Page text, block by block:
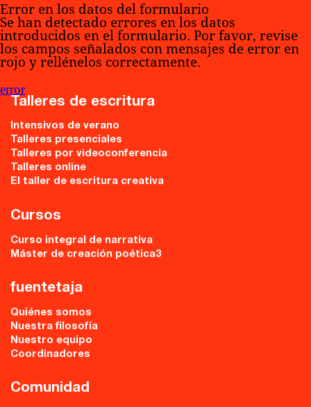
Error en los datos del formulario
Se han detectado errores en los datos
introducidos en el formulario. Por favor, revise
los campos señalados con mensajes de error en
rojo y rellénelos correctamente.
error
Talleres de escritura
Intensivos de verano
Talleres presenciales
Talleres por videoconferencia
Talleres online
El taller de escritura creativa
Cursos
Curso integral de narrativa
Máster de creación poética3
fuentetaja
Quiénes somos
Nuestra filosofía
Nuestro equipo
Coordinadores
Comunidad